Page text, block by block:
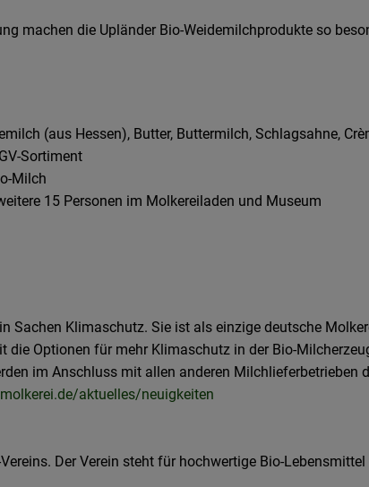
machen die Upländer Bio-Weidemilchprodukte so
(aus Hessen), Butter, Buttermilch, Schlagsahne,
Sortiment
Milch
15 Personen im Molkereiladen und Museum
Sachen Klimaschutz. Sie ist als einzige deutsche
Optionen für mehr Klimaschutz in der Bio-
im Anschluss mit allen anderen
aktuelles/neuigkeiten
Der Verein steht für hochwertige Bio-